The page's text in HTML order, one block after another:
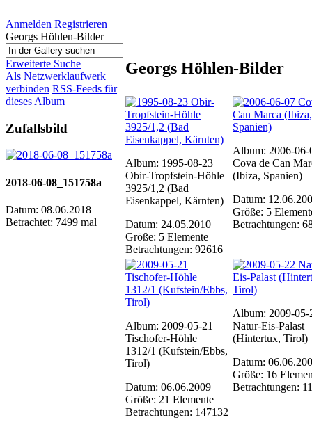
Anmelden Registrieren
Georgs Höhlen-Bilder
Erweiterte Suche
Als Netzwerklaufwerk
verbinden RSS-Feeds für
dieses Album
Zufallsbild
2018-06-08_151758a
Datum: 08.06.2018
Betrachtet: 7499 mal
Georgs Höhlen-Bilder
Album: 1995-08-23
Obir-Tropfstein-Höhle
3925/1,2 (Bad
Eisenkappel, Kärnten)
Datum: 24.05.2010
Größe: 5 Elemente
Betrachtungen: 92616
Album: 2006-06-
Cova de Can
(Ibiza, Spanien)
Datum:
Größe: 5
Betrachtungen:
Album: 2009-05-21
Tischofer-Höhle
1312/1 (Kufstein/Ebbs,
Tirol)
Datum: 06.06.2009
Größe: 21 Elemente
Betrachtungen: 147132
Album: 2009-05-
Natur-Eis-Palast
(Hintertux, Tirol)
Datum:
Größe: 16
Betrachtungen: